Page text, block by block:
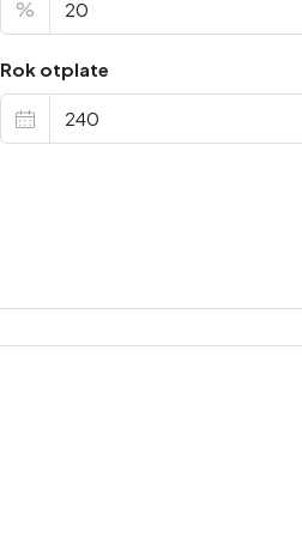
%
Rok otplate